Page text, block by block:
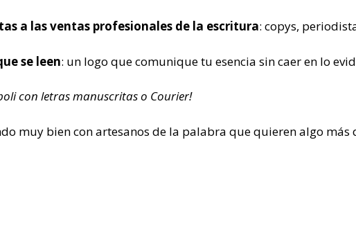
a las ventas profesionales de la escritura: copys,
se leen: un logo que comunique tu esencia sin caer en lo
con letras manuscritas o Courier!
muy bien con artesanos de la palabra que quieren algo más